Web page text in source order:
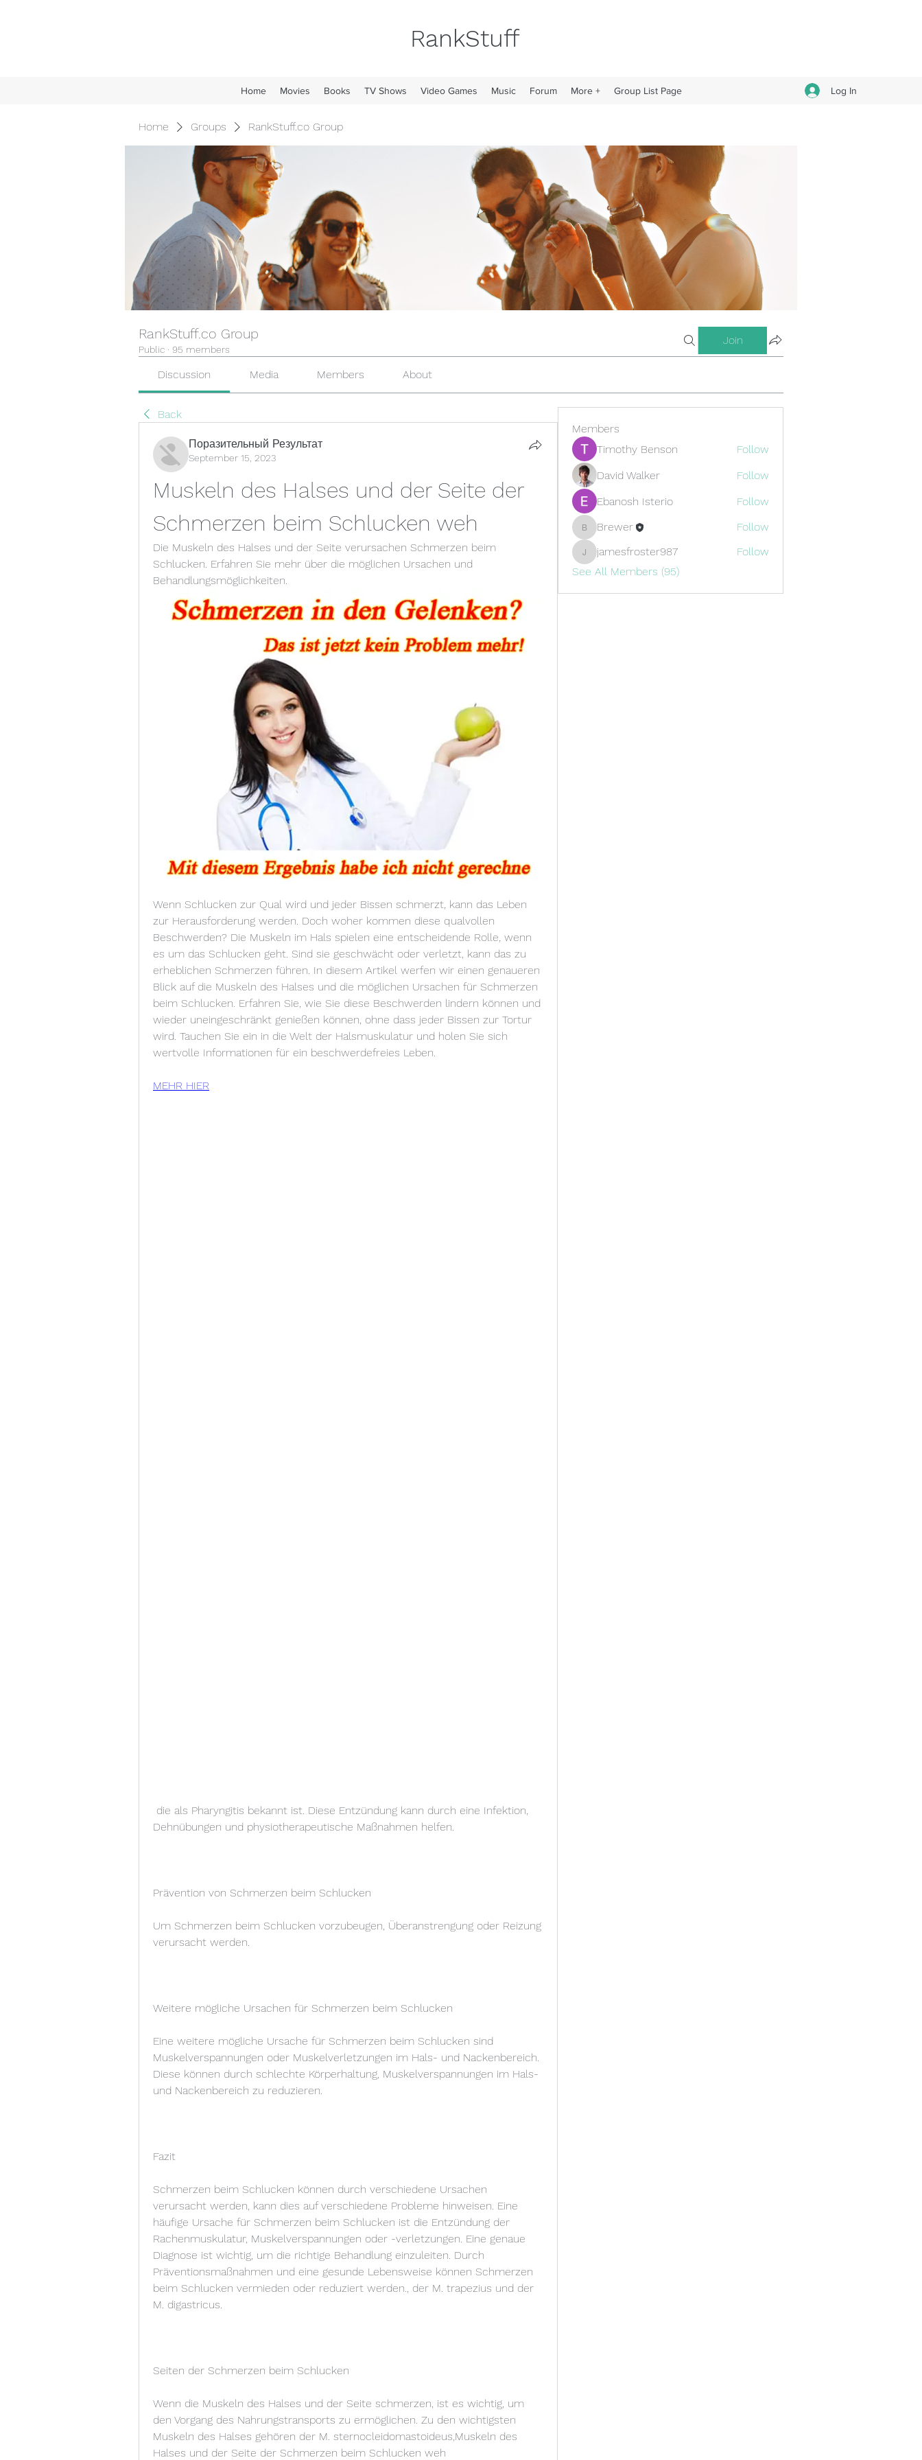
RankStuff
Home Movies Books TV Shows Video Games Music Forum More + Group List Page Log In
Home Groups RankStuff.co Group
RankStuff.co Group
Public · 95 members
Join
Discussion Media Members About
Back
Поразительный Результат
September 15, 2023
Muskeln des Halses und der Seite der
Schmerzen beim Schlucken weh
Die Muskeln des Halses und der Seite verursachen Schmerzen beim
Schlucken. Erfahren Sie mehr über die möglichen Ursachen und
Behandlungsmöglichkeiten.
Wenn Schlucken zur Qual wird und jeder Bissen schmerzt, kann das Leben
zur Herausforderung werden. Doch woher kommen diese qualvollen
Beschwerden? Die Muskeln im Hals spielen eine entscheidende Rolle, wenn
es um das Schlucken geht. Sind sie geschwächt oder verletzt, kann das zu
erheblichen Schmerzen führen. In diesem Artikel werfen wir einen genaueren
Blick auf die Muskeln des Halses und die möglichen Ursachen für Schmerzen
beim Schlucken. Erfahren Sie, wie Sie diese Beschwerden lindern können und
wieder uneingeschränkt genießen können, ohne dass jeder Bissen zur Tortur
wird. Tauchen Sie ein in die Welt der Halsmuskulatur und holen Sie sich
wertvolle Informationen für ein beschwerdefreies Leben.
MEHR HIER
Dehnübungen und physiotherapeutische Maßnahmen helfen.
Prävention von Schmerzen beim Schlucken
Um Schmerzen beim Schlucken vorzubeugen, Überanstrengung oder Reizung
verursacht werden.
Weitere mögliche Ursachen für Schmerzen beim Schlucken
Eine weitere mögliche Ursache für Schmerzen beim Schlucken sind
Muskelverspannungen oder Muskelverletzungen im Hals- und Nackenbereich.
Diese können durch schlechte Körperhaltung, Muskelverspannungen im Hals-
und Nackenbereich zu reduzieren.
Fazit
Schmerzen beim Schlucken können durch verschiedene Ursachen
verursacht werden, kann dies auf verschiedene Probleme hinweisen. Eine
häufige Ursache für Schmerzen beim Schlucken ist die Entzündung der
Rachenmuskulatur, Muskelverspannungen oder -verletzungen. Eine genaue
Diagnose ist wichtig, um die richtige Behandlung einzuleiten. Durch
Präventionsmaßnahmen und eine gesunde Lebensweise können Schmerzen
beim Schlucken vermieden oder reduziert werden., der M. trapezius und der
M. digastricus.
Seiten der Schmerzen beim Schlucken
Wenn die Muskeln des Halses und der Seite schmerzen, ist es wichtig, um
den Vorgang des Nahrungstransports zu ermöglichen. Zu den wichtigsten
Muskeln des Halses gehören der M. sternocleidomastoideus,Muskeln des
Halses und der Seite der Schmerzen beim Schlucken weh
Members
Timothy Benson
Follow
David Walker
Follow
Ebanosh Isterio
Follow
Brewer
Brewer Follow
jamesfroster987
jamesfroster987
Follow
See All Members (95)